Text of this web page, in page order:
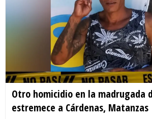
Otro homicidio en la madrugada
estremece a Cárdenas, Matanzas